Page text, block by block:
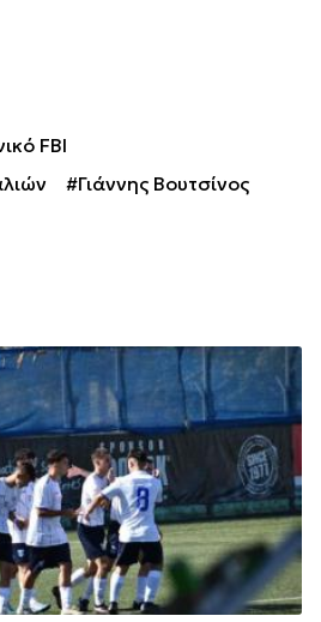
FBI
#Γιάννης Βουτσίνος